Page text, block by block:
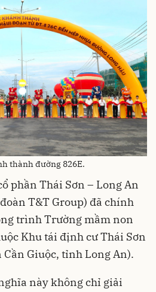
thành đường 826E.
phần Thái Sơn – Long An
T&T Group) đã chính
trình Trường mầm non
Khu tái định cư Thái Sơn
Giuộc, tỉnh Long An).
này không chỉ giải